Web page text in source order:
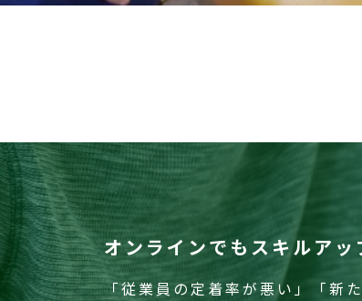
オンラインでもスキルアッ
「従業員の定着率が悪い」「新